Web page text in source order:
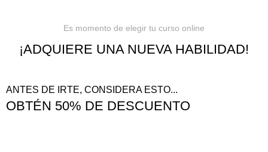
Es momento de elegir tu curso online
¡ADQUIERE UNA NUEVA HABILIDAD!
ANTES DE IRTE, CONSIDERA ESTO...
OBTÉN 50% DE DESCUENTO